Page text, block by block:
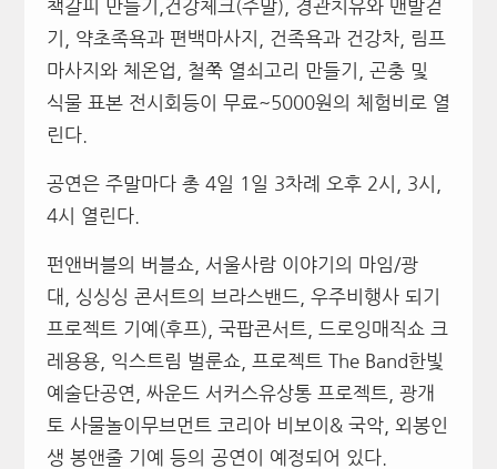
책갈피 만들기,건강체크(주말), 경관치유와 맨발걷
기, 약초족욕과 편백마사지, 건족욕과 건강차, 림프
마사지와 체온업, 철쭉 열쇠고리 만들기, 곤충 및
식물 표본 전시회등이 무료~5000원의 체험비로 열
린다.
공연은 주말마다 총 4일 1일 3차례 오후 2시, 3시,
4시 열린다.
펀앤버블의 버블쇼, 서울사람 이야기의 마임/광
대, 싱싱싱 콘서트의 브라스밴드, 우주비행사 되기
프로젝트 기예(후프), 국팝콘서트, 드로잉매직쇼 크
레용용, 익스트림 벌룬쇼, 프로젝트 The Band한빛
예술단공연, 싸운드 서커스유상통 프로젝트, 광개
토 사물놀이무브먼트 코리아 비보이& 국악, 외봉인
생 봉앤줄 기예 등의 공연이 예정되어 있다.